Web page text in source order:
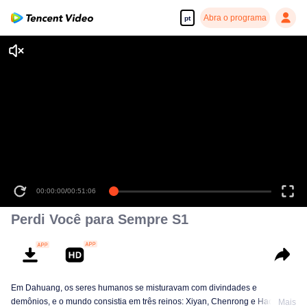
pt Abra o programa
00:00:00/00:51:06
Perdi Você para Sempre S1
Em Dahuang, os seres humanos se misturavam com divindades e
demônios, e o mundo consistia em três reinos: Xiyan, Chenrong e Haoling.Mais